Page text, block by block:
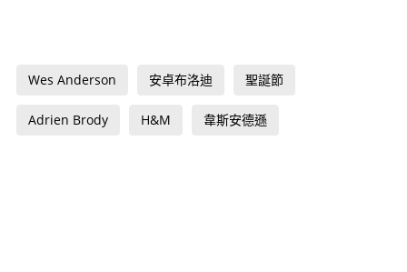
Wes Anderson 安卓布洛迪 聖誕節
Adrien Brody H&M 韋斯安德遜